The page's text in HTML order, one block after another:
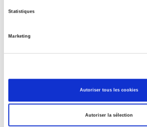
Statistiques
Marketing
Autoriser tous les cookies
Autoriser la sélection
> History field
>History field>Economic & Social History
>History
>History field